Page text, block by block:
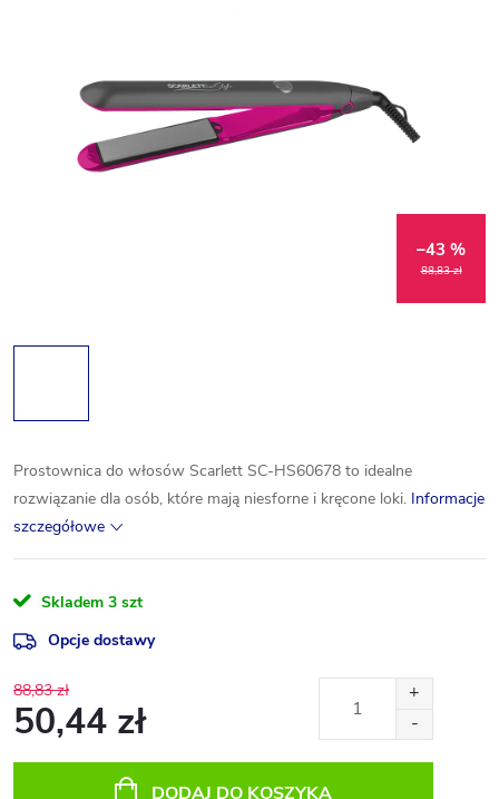
88,83 zł
–43 %
Prostownica do włosów Scarlett SC-HS60678 to idealne
rozwiązanie dla osób, które mają niesforne i kręcone loki. Informacje
szczegółowe
Skladem 3 szt
Opcje dostawy
88,83 zł
50,44 zł
DODAJ DO KOSZYKA